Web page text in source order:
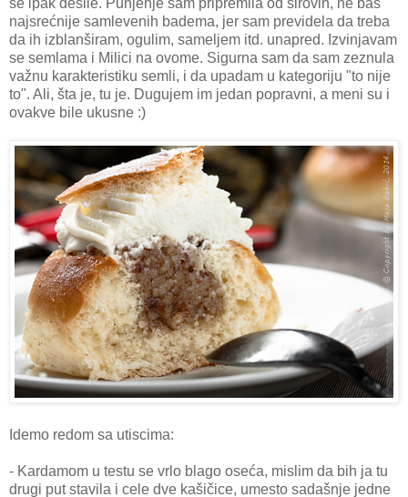
se ipak desile. Punjenje sam pripremila od sirovih, ne baš
najsrećnije samlevenih badema, jer sam previdela da treba
da ih izblanširam, ogulim, sameljem itd. unapred. Izvinjavam
se semlama i Milici na ovome. Sigurna sam da sam zeznula
važnu karakteristiku semli, i da upadam u kategoriju "to nije
to". Ali, šta je, tu je. Dugujem im jedan popravni, a meni su i
ovakve bile ukusne :)
Idemo redom sa utiscima:
- Kardamom u testu se vrlo blago oseća, mislim da bih ja tu
drugi put stavila i cele dve kašičice, umesto sadašnje jedne